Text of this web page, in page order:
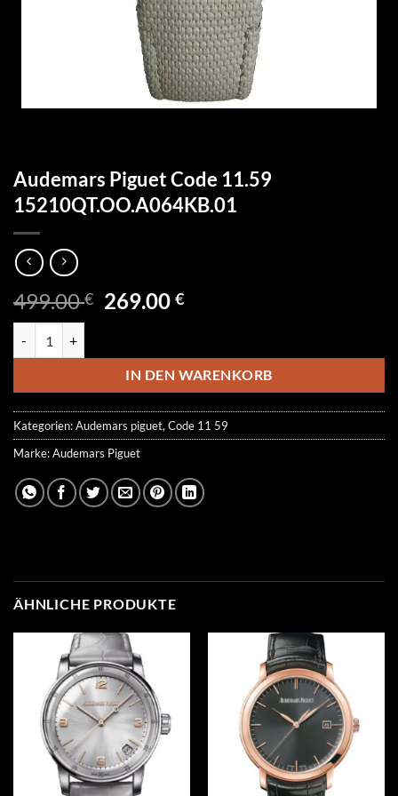
Audemars Piguet Code 11.59
15210QT.OO.A064KB.01
499.00€ Ursprünglicher
499.00 €
269.00€Aktueller
269.00 €.
IN DEN WARENKORB
Kategorien:Audemars piguet, Code 11 59
Marke:Audemars Piguet
ÄHNLICHE PRODUKTE